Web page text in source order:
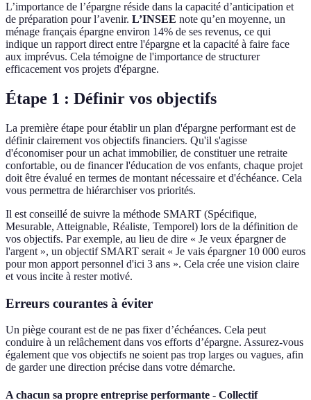
L’importance de l’épargne réside dans la capacité d’anticipation et
de préparation pour l’avenir. L’INSEE note qu’en moyenne, un
ménage français épargne environ 14% de ses revenus, ce qui
indique un rapport direct entre l'épargne et la capacité à faire face
aux imprévus. Cela témoigne de l'importance de structurer
efficacement vos projets d'épargne.
Étape 1 : Définir vos objectifs
La première étape pour établir un plan d'épargne performant est de
définir clairement vos objectifs financiers. Qu'il s'agisse
d'économiser pour un achat immobilier, de constituer une retraite
confortable, ou de financer l'éducation de vos enfants, chaque projet
doit être évalué en termes de montant nécessaire et d'échéance. Cela
vous permettra de hiérarchiser vos priorités.
Il est conseillé de suivre la méthode SMART (Spécifique,
Mesurable, Atteignable, Réaliste, Temporel) lors de la définition de
vos objectifs. Par exemple, au lieu de dire « Je veux épargner de
l'argent », un objectif SMART serait « Je vais épargner 10 000 euros
pour mon apport personnel d'ici 3 ans ». Cela crée une vision claire
et vous incite à rester motivé.
Erreurs courantes à éviter
Un piège courant est de ne pas fixer d’échéances. Cela peut
conduire à un relâchement dans vos efforts d’épargne. Assurez-vous
également que vos objectifs ne soient pas trop larges ou vagues, afin
de garder une direction précise dans votre démarche.
A chacun sa propre entreprise performante - Collectif